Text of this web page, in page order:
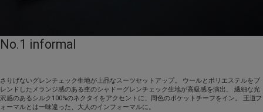
No.1 informal
さりげないグレンチェック生地が上品なスーツセットアップ。 ウールとポリエステルをブ
レンドしたメランジ感のある杢のシャドーグレンチェック生地が高級感を演出。 繊細な光
沢感のあるシルク100%のネクタイをアクセントに、同色のポケットチーフをイン。 王道フ
ォーマルとは一味違った、大人のインフォーマルに。